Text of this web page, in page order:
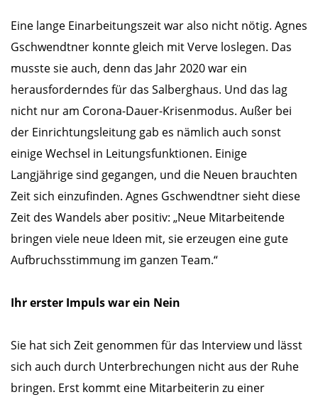
Eine lange Einarbeitungszeit war also nicht nötig. Agnes
Gschwendtner konnte gleich mit Verve loslegen. Das
musste sie auch, denn das Jahr 2020 war ein
herausforderndes für das Salberghaus. Und das lag
nicht nur am Corona-Dauer-Krisenmodus. Außer bei
der Einrichtungsleitung gab es nämlich auch sonst
einige Wechsel in Leitungsfunktionen. Einige
Langjährige sind gegangen, und die Neuen brauchten
Zeit sich einzufinden. Agnes Gschwendtner sieht diese
Zeit des Wandels aber positiv: „Neue Mitarbeitende
bringen viele neue Ideen mit, sie erzeugen eine gute
Aufbruchsstimmung im ganzen Team.“
Ihr erster Impuls war ein Nein
Sie hat sich Zeit genommen für das Interview und lässt
sich auch durch Unterbrechungen nicht aus der Ruhe
bringen. Erst kommt eine Mitarbeiterin zu einer